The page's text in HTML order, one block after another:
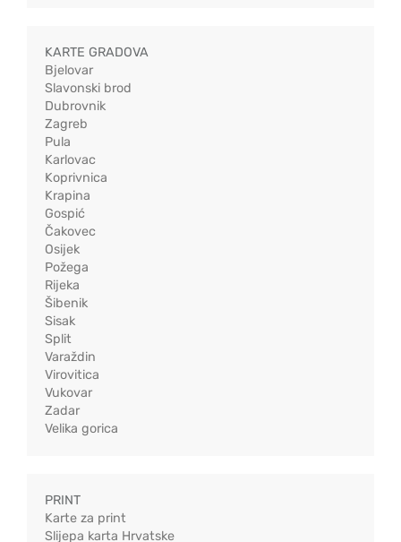
KARTE GRADOVA
Bjelovar
Slavonski brod
Dubrovnik
Zagreb
Pula
Karlovac
Koprivnica
Krapina
Gospić
Čakovec
Osijek
Požega
Rijeka
Šibenik
Sisak
Split
Varaždin
Virovitica
Vukovar
Zadar
Velika gorica
PRINT
Karte za print
Slijepa karta Hrvatske